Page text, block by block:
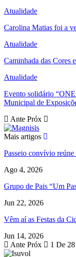
Atualidade
Carolina Matias foi a
Atualidade
Caminhada das Cores
Atualidade
Evento solidário
Municipal de
Ante Próx
Mais artigos
Passeio convívio
Ago 4, 2026
Grupo de Pais “Um
Jun 22, 2026
Vêm aí as Festas da
Jun 14, 2026
Ante Próx 1 De